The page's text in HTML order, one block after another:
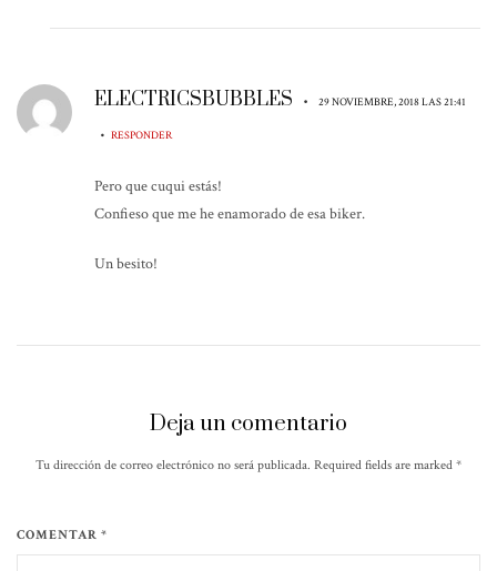
ELECTRICSBUBBLES • 29 NOVIEMBRE, 2018 LAS 21:41
• RESPONDER
Pero que cuqui estás!
Confieso que me he enamorado de esa biker.
Un besito!
Deja un comentario
Tu dirección de correo electrónico no será publicada. Required fields are marked *
COMENTAR *